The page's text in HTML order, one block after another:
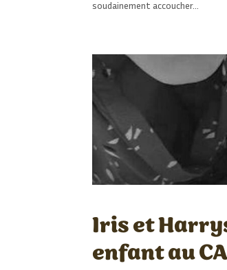
soudainement accoucher…
Iris et
enfant au